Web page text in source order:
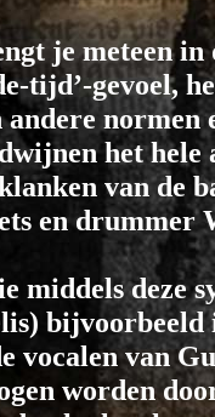
je meteen
tijd’-gevoel,
het
van de
en
middels deze
bijvoorbeeld
vocalen van
worden